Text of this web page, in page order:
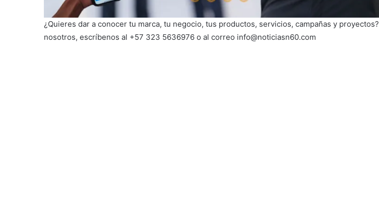
¿Quieres dar a conocer tu marca, tu negocio, tus productos, servicios, campañas y proyectos?
nosotros, escríbenos al +57 323 5636976 o al correo info@noticiasn60.com